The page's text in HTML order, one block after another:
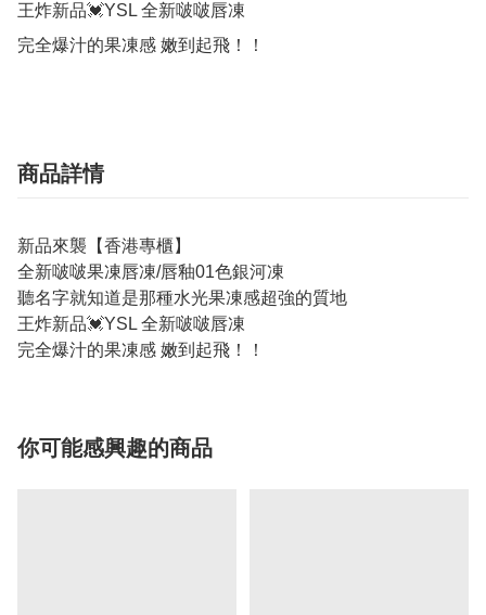
王炸新品💓YSL 全新啵啵唇凍
完全爆汁的果凍感 嫩到起飛！！
商品詳情
新品來襲【香港專櫃】
全新啵啵果凍唇凍/唇釉01色銀河凍
聽名字就知道是那種水光果凍感超強的質地
王炸新品💓YSL 全新啵啵唇凍
完全爆汁的果凍感 嫩到起飛！！
你可能感興趣的商品